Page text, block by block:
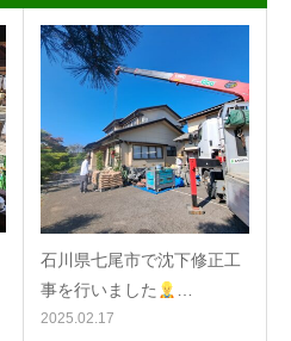
石川県七尾市で沈下修正工
事を行いました
…
2025.02.17